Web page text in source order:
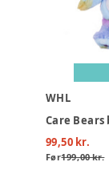
WHL
Care Bears
99,50 kr.
Før199,00 kr.